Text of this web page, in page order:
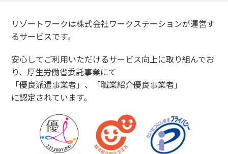
リゾートワークは株式会社ワークステーションが運営す
るサービスです。
安心してご利用いただけるサービス向上に取り組んでお
り、厚生労働省委託事業にて
「優良派遣事業者」、「職業紹介優良事業者」
に認定されています。